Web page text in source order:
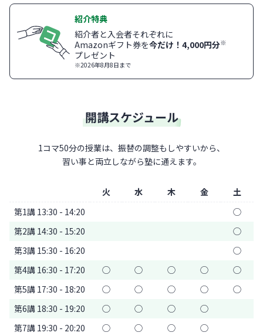
紹介特典
紹介者と入会者それぞれに
Amazonギフト券を今だけ！4,000円分※
プレゼント
※2026年8月8日まで
開講スケジュール
1コマ50分の授業は、振替の調整もしやすいから、
習い事と両立しながら塾に通えます。
火 水 木 金
土
第1講 13:30 - 14:20
◯
第2講 14:30 - 15:20
◯
第3講 15:30 - 16:20
◯
第4講 16:30 - 17:20
◯ ◯ ◯ ◯
◯
第5講 17:30 - 18:20
◯ ◯ ◯ ◯
◯
第6講 18:30 - 19:20
◯ ◯ ◯
◯
第7講 19:30 - 20:20
◯ ◯ ◯ ◯